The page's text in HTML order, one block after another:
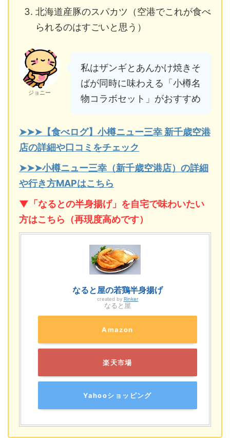
北海道産豚のスパカツ（空港でこれが食べ
られるのはすごいと思う）
ジョニー
私はザンギとあんかけ焼きそ
ばが同時に味わえる「小樽名
物コラボセット」がおすすめ
➤➤➤【食べログ】小樽ニュー三幸 新千歳空港
店の詳細や口コミをチェック
➤➤➤小樽ニュー三幸（新千歳空港店）の詳細
や行き方MAPはこちら
▼「なるとの半身揚げ」を自宅で味わいたい
方はこちら（再現度高めです）
なると屋の若鶏半身揚げ
created by Rinker
なると屋
Amazon
楽天市場
Yahooショッピング